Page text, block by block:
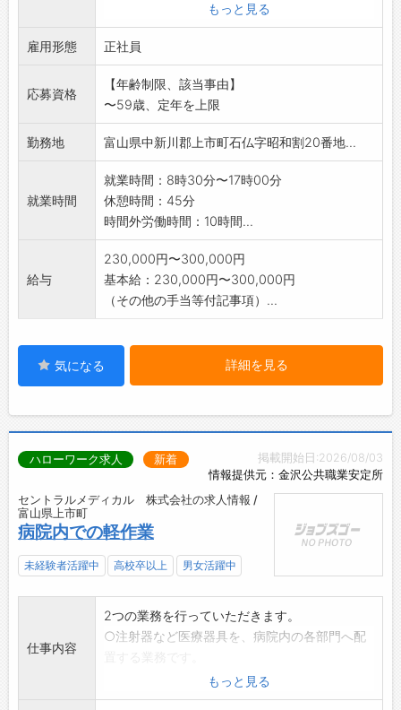
・ガラスの縁取り印刷を行う印刷工程
・曲炉で金型を使ってガラスを加工する曲げ加
工工程
・ローラーハース炉に入れ、ブロアーの風で急
冷することで
ガラスを強化する熱処理工程
などがあります。いずれかの工程に配属。
もっと見る
雇用形態 正社員
応募資格
【年齢制限、該当事由】
〜59歳、定年を上限
勤務地 富山県中新川郡上市町石仏字昭和割20番地...
就業時間
就業時間：8時30分〜17時00分
休憩時間：45分
時間外労働時間：10時間...
給与
230,000円〜300,000円
基本給：230,000円〜300,000円
（その他の手当等付記事項）...
気になる 詳細を見る
掲載開始日:2026/08/03
情報提供元：金沢公共職業安定所
ハローワーク求人 新着
セントラルメディカル 株式会社の求人情報 /
富山県上市町
病院内での軽作業
未経験者活躍中 高校卒以上 男女活躍中
仕事内容
2つの業務を行っていただきます。
○注射器など医療器具を、病院内の各部門へ配
軽いものが多いですが、業務用洗浄液など重い
ものもあります。
もっと見る